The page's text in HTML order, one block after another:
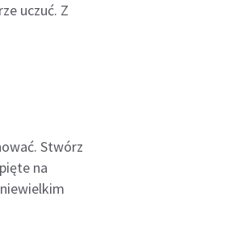
uczuć. Z
Stwórz
na